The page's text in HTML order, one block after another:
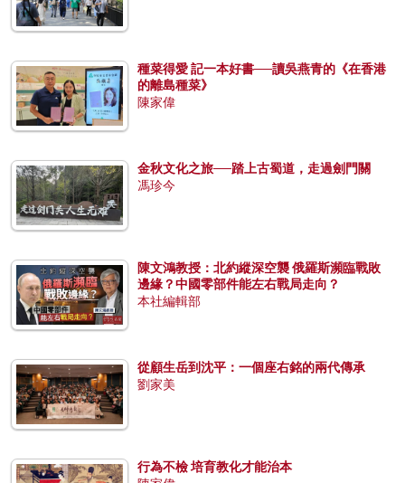
種菜得愛 記一本好書──讀吳燕青的《在香港
的離島種菜》
陳家偉
金秋文化之旅──踏上古蜀道，走過劍門關
馮珍今
陳文鴻教授：北約縱深空襲 俄羅斯瀕臨戰敗
邊緣？中國零部件能左右戰局走向？
本社編輯部
從顧生岳到沈平：一個座右銘的兩代傳承
劉家美
行為不檢 培育教化才能治本